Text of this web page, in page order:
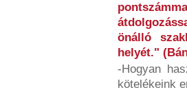
önálló
helyét."
-Hogyan
kötelékeink